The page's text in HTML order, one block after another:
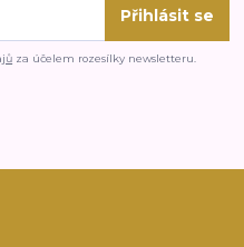
Přihlásit se
za účelem rozesílky newsletteru.